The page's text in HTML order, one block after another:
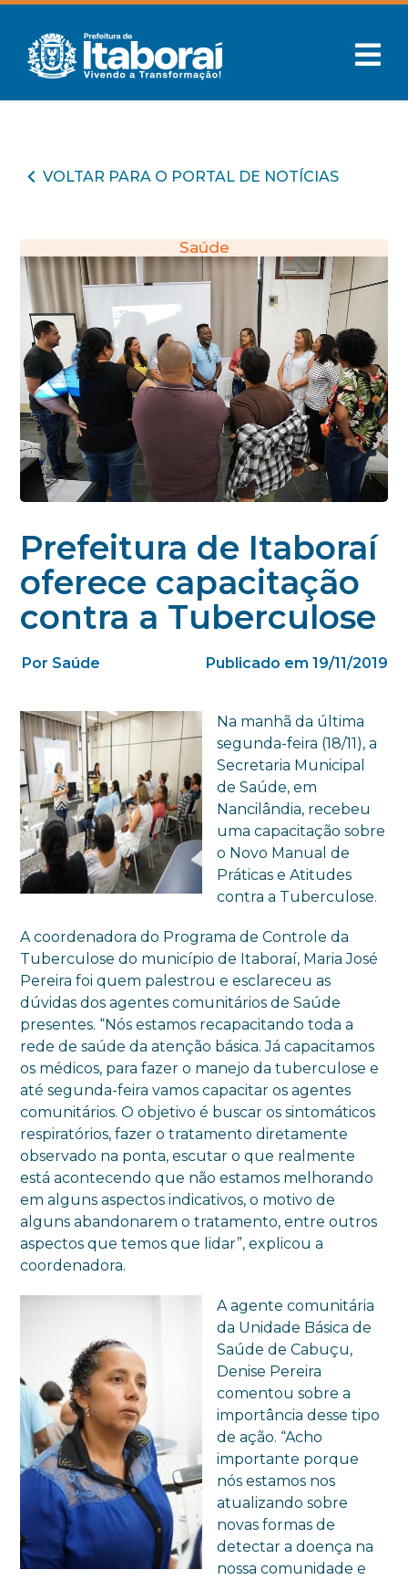
VOLTAR PARA O PORTAL DE NOTÍCIAS
Saúde
Prefeitura de Itaboraí
oferece capacitação
contra a Tuberculose
Por Saúde Publicado em 19/11/2019
Na manhã da última
segunda-feira (18/11), a
Secretaria Municipal
de Saúde, em
Nancilândia, recebeu
uma capacitação sobre
o Novo Manual de
Práticas e Atitudes
contra a Tuberculose.
A coordenadora do Programa de Controle da
Tuberculose do município de Itaboraí, Maria José
Pereira foi quem palestrou e esclareceu as
dúvidas dos agentes comunitários de Saúde
presentes. “Nós estamos recapacitando toda a
rede de saúde da atenção básica. Já capacitamos
os médicos, para fazer o manejo da tuberculose e
até segunda-feira vamos capacitar os agentes
comunitários. O objetivo é buscar os sintomáticos
respiratórios, fazer o tratamento diretamente
observado na ponta, escutar o que realmente
está acontecendo que não estamos melhorando
em alguns aspectos indicativos, o motivo de
alguns abandonarem o tratamento, entre outros
aspectos que temos que lidar”, explicou a
coordenadora.
A agente comunitária
da Unidade Básica de
Saúde de Cabuçu,
Denise Pereira
comentou sobre a
importância desse tipo
de ação. “Acho
importante porque
nós estamos nos
atualizando sobre
novas formas de
detectar a doença na
nossa comunidade e